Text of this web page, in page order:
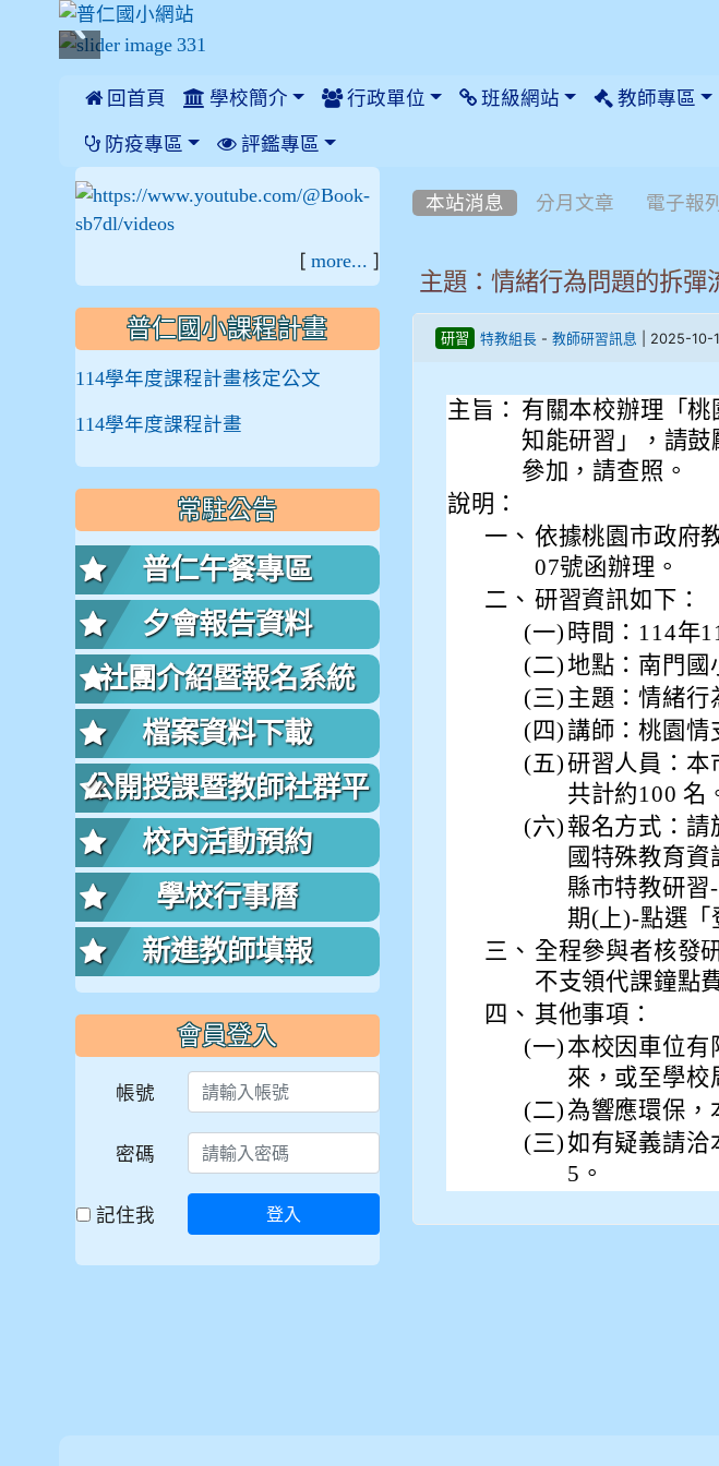
 回首頁 學校簡介 行政單位 班級網站 教師專區
防疫專區 評鑑專區
本站消息 分月文章 電子報
主題：情緒行為問題的拆彈
研習 特教組長 -教師研習訊息 | 2025-10-
主旨： 有關本校辦理「
知能研習」，請
參加，請查照。
說明：
一、 依據桃園市政府
07號函辦理。
二、 研習資訊如下：
(一) 時間：114年
(二)地點：南門國
(三) 主題：情緒行
(四)講師：桃園
(五)研習人員：本
共計約100 名
(六) 報名方式：請
國特殊教育資
縣市特教研習
期(上)-點選「
三、 全程參與者核發
不支領代課鐘點
四、 其他事項：
(一) 本校因車位有
來，或至學校
(二)為響應環保，
(三)如有疑義請洽
5。
[ more... ]
普仁國小課程計畫
114學年度課程計畫核定公文
114學年度課程計畫
常駐公告
普仁午餐專區
夕會報告資料
社團介紹暨報名系統
檔案資料下載
公開授課暨教師社群平
台
校內活動預約
學校行事曆
新進教師填報
會員登入
帳號
密碼
記住我 登入